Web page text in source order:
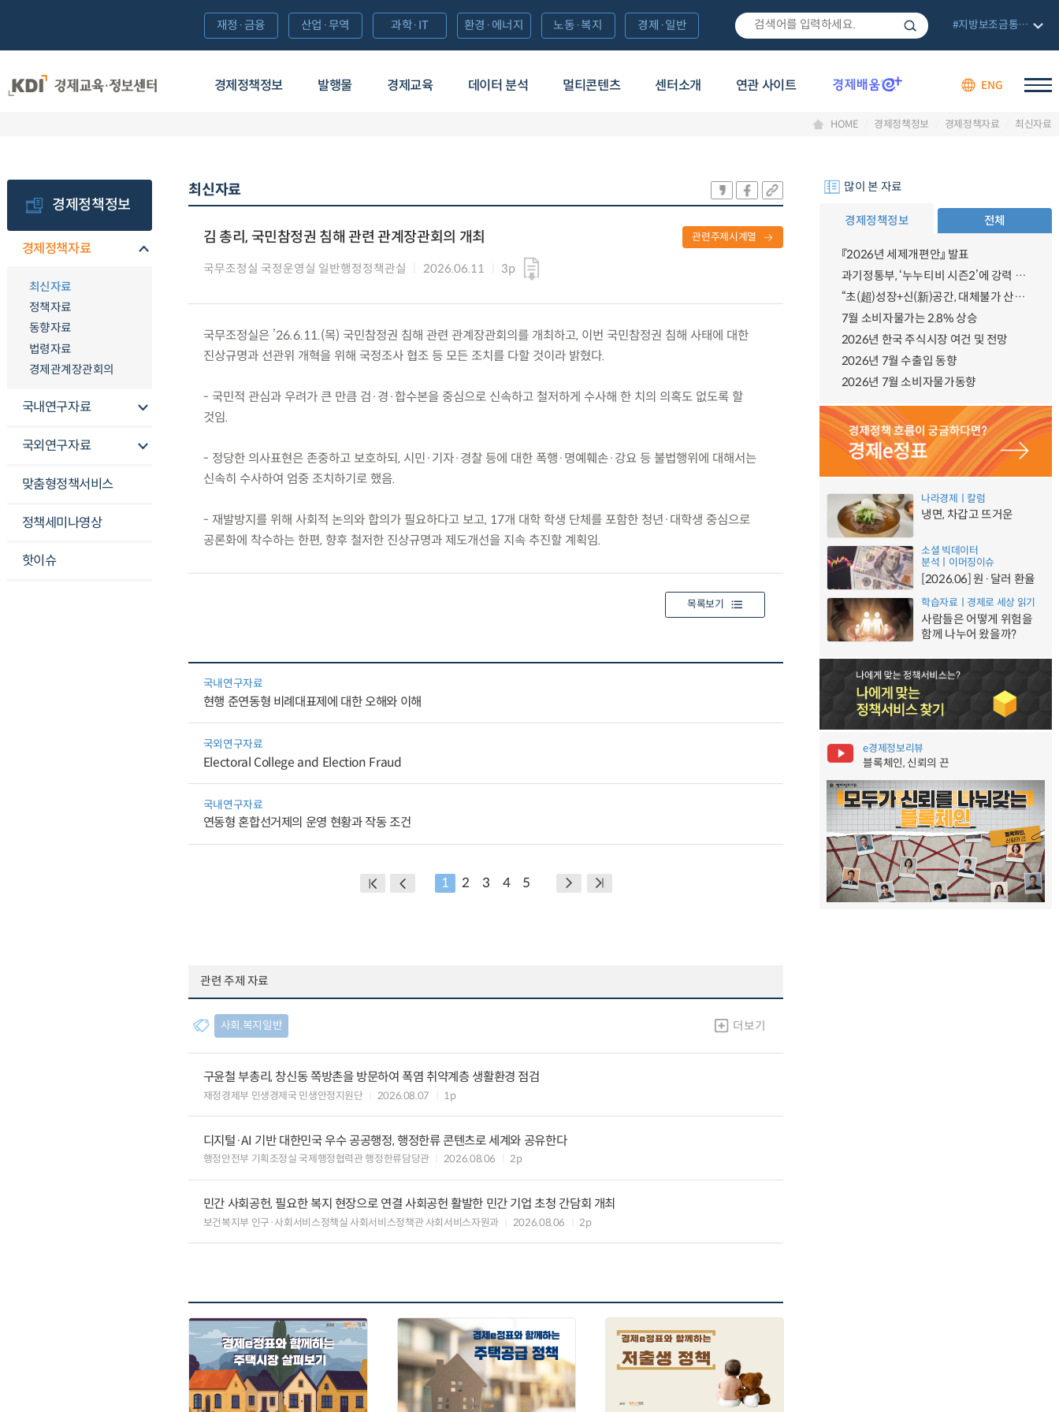
경제정책정보 발행물 경제교육 데이터 분석 멀티콘텐츠 센터소개 연관 사이트 ENG
재정·금융 산업·무역 과학·IT 환경·에너지 노동·복지 경제·일반 #지방보조금통합관리망
HOME 경제정책정보 경제정책자료 최신자료
경제정책정보
경제정책자료
최신자료
정책자료
동향자료
법령자료
경제관계장관회의
국내연구자료
국외연구자료
맞춤형정책서비스
정책세미나영상
핫이슈
최신자료
김 총리, 국민참정권 침해 관련 관계장관회의 개최
국무조정실 국정운영실 일반행정정책관실 2026.06.11 3p
관련주제시계열
국무조정실은 ’26.6.11.(목) 국민참정권 침해 관련 관계장관회의를 개최하고, 이번 국민참정권 침해 사태에 대한
진상규명과 선관위 개혁을 위해 국정조사 협조 등 모든 조치를 다할 것이라 밝혔다.
- 국민적 관심과 우려가 큰 만큼 검·경·합수본을 중심으로 신속하고 철저하게 수사해 한 치의 의혹도 없도록 할
것임.
- 정당한 의사표현은 존중하고 보호하되, 시민·기자·경찰 등에 대한 폭행·명예훼손·강요 등 불법행위에 대해서는
신속히 수사하여 엄중 조치하기로 했음.
- 재발방지를 위해 사회적 논의와 합의가 필요하다고 보고, 17개 대학 학생 단체를 포함한 청년·대학생 중심으로
공론화에 착수하는 한편, 향후 철저한 진상규명과 제도개선을 지속 추진할 계획임.
목록보기
국내연구자료
현행 준연동형 비례대표제에 대한 오해와 이해
국외연구자료
Electoral College and Election Fraud
국내연구자료
연동형 혼합선거제의 운영 현황과 작동 조건
1 2 3 4 5
관련 주제 자료
사회.복지일반 더보기
구윤철 부총리, 창신동 쪽방촌을 방문하여 폭염 취약계층 생활환경 점검
재정경제부 민생경제국 민생안정지원단 2026.08.07 1p
디지털·AI 기반 대한민국 우수 공공행정, 행정한류 콘텐츠로 세계와 공유한다
행정안전부 기획조정실 국제행정협력관 행정한류담당관 2026.08.06 2p
민간 사회공헌, 필요한 복지 현장으로 연결 사회공헌 활발한 민간 기업 초청 간담회 개최
보건복지부 인구·사회서비스정책실 사회서비스정책관 사회서비스자원과 2026.08.06 2p
많이 본 자료
경제정책정보 전체
『2026년 세제개편안』 발표
과기정통부, ‘누누티비 시즌2’에 강력 대응 의지 밝혀
“초(超)성장+신(新)공간, 대체불가 산업강국”
7월 소비자물가는 2.8% 상승
2026년 한국 주식시장 여건 및 전망
2026년 7월 수출입 동향
2026년 7월 소비자물가동향
나라경제ㅣ칼럼
냉면, 차갑고 뜨거운
소셜 빅데이터
분석ㅣ이머징이슈
[2026.06] 원·달러 환율
학습자료ㅣ경제로 세상 읽기
사람들은 어떻게 위험을
함께 나누어 왔을까?
e경제정보리뷰
블록체인, 신뢰의 끈